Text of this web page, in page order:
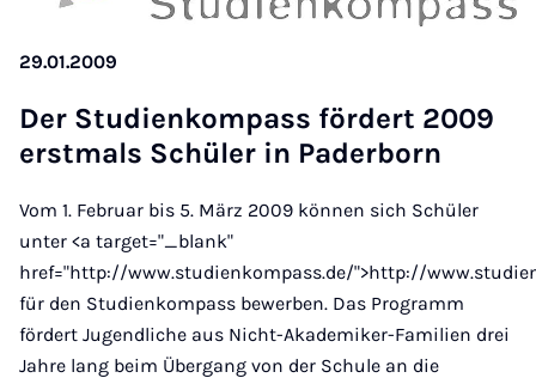
29.01.2009
Der Stud­i­en­kom­pass fördert 2009
er­st­mals Schüler in Pader­born
Vom 1. Februar bis 5. März 2009 können sich Schüler
unter <a target="_blank"
href="http://www.studienkompass.de/">http://
für den Studienkompass bewerben. Das Programm
fördert Jugendliche aus Nicht-Akademiker-Familien drei
Jahre lang beim Übergang von der Schule an die